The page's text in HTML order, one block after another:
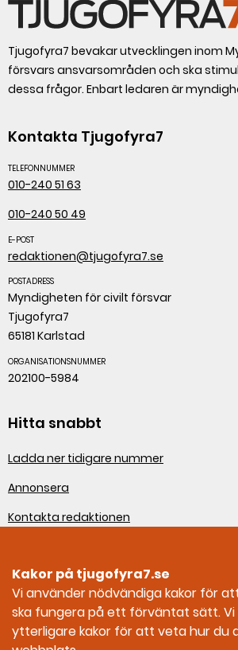
Tjugofyra7 bevakar utvecklingen inom
försvars ansvarsområden och ska
dessa frågor. Enbart ledaren är
Kontakta Tjugofyra7
TELEFONNUMMER
010-240 51 63
010-240 50 49
E-POST
redaktionen@tjugofyra7.se
POSTADRESS
Myndigheten för civilt försvar
Tjugofyra7
65181 Karlstad
ORGANISATIONSNUMMER
202100-5984
Hitta snabbt
Ladda ner tidigare nummer
Annonsera
Kontakta redaktionen
Sociala medier
Tjugofyra7 på Facebook
Kakor på tjugofyra7.se
Vi använder nödvändiga kakor för
ska fungera på ett förväntat sätt. Vi
ytterligare kakor för att veta hur du